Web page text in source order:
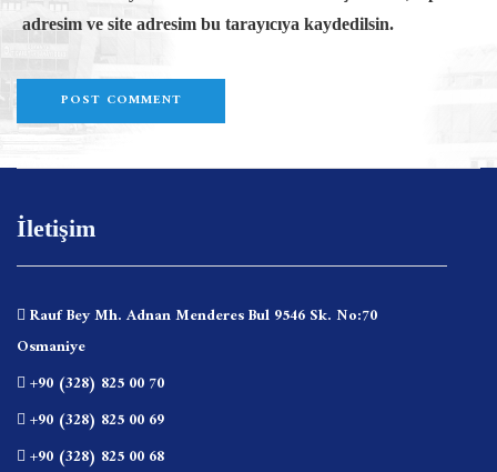
adresim ve site adresim bu tarayıcıya kaydedilsin.
İletişim
Rauf Bey Mh. Adnan Menderes Bul 9546 Sk. No:70
Osmaniye
+90 (328) 825 00 70
+90 (328) 825 00 69
+90 (328) 825 00 68